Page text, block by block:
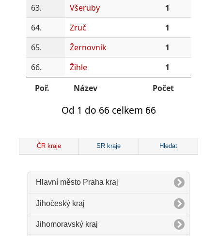
63.
Všeruby
1
64.
Zruč
1
65.
Žernovník
1
66.
Žihle
1
Poř.
Název Počet
Od 1 do 66 celkem 66
ČR kraje SR kraje Hledat
Hlavní město Praha kraj
Jihočeský kraj
Jihomoravský kraj